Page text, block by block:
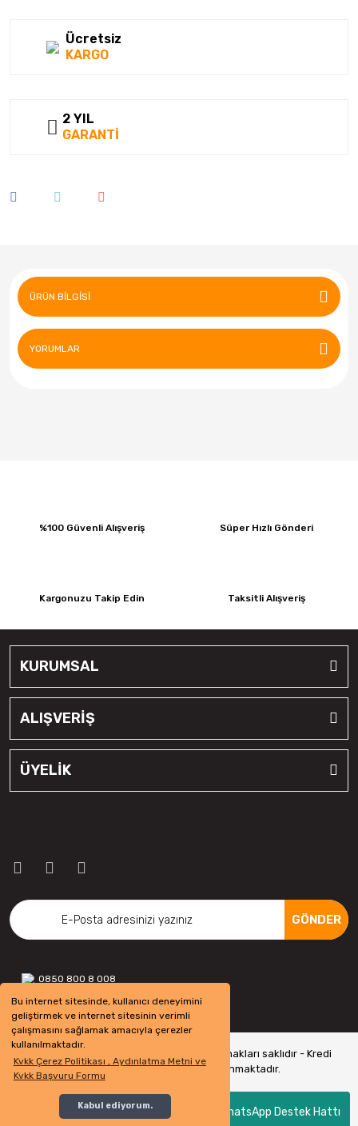
Bu internet sitesinde, kullanıcı deneyimini
geliştirmek ve internet sitesinin verimli
çalışmasını sağlamak amacıyla çerezler
kullanılmaktadır.
Kvkk Çerez Politikası , Aydınlatma Metni ve
Kvkk Başvuru Formu
Kabul ediyorum. WhatsApp Destek Hattı
Ücretsiz
KARGO
2 YIL
GARANTİ
ÜRÜN BILGISI
YORUMLAR
%100 Güvenli Alışveriş Süper Hızlı Gönderi
Kargonuzu Takip Edin Taksitli Alışveriş
KURUMSAL
ALIŞVERİŞ
ÜYELİK
GÖNDER
0850 800 8 008
Copyright 2022 © - otolastikavm.com - Tüm hakları saklıdır - Kredi
kartı bilgileriniz 256bit SSL Sertifikası ile Korunmaktadır.